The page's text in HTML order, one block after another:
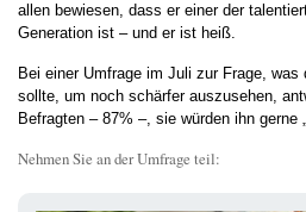
allen bewiesen, dass er einer der
Generation ist – und er ist heiß.
Bei einer Umfrage im Juli zur Frage, was
sollte, um noch schärfer auszusehen,
Befragten – 87% –, sie würden ihn gerne
Nehmen Sie an der Umfrage teil: